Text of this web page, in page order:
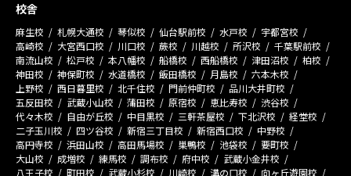
校舎
麻生校 札幌大通校 琴似校 仙台駅前校 水戸校
宇都宮校
高崎校
大宮西口校 川口校 蕨校 川越校 所沢校
千葉駅前校
南流山校
松戸校 本八幡校 船橋校 西船橋校 津田沼校
柏校
神田校
神保町校 水道橋校 飯田橋校 月島校
六本木校
上野校
西日暮里校 北千住校 門前仲町校
品川大井町校
五反田校
武蔵小山校 蒲田校 原宿校 恵比寿校
渋谷校
代々木校
自由が丘校 中目黒校 三軒茶屋校 下北沢校
経堂校
二子玉川校
四ツ谷校 新宿三丁目校 新宿西口校
中野校
高円寺校
浜田山校 高田馬場校 巣鴨校 池袋校
要町校
大山校
成増校 練馬校 調布校 府中校
武蔵小金井校
八王子校
町田校 武蔵小杉校 川崎校 溝の口校
向ヶ丘遊園校